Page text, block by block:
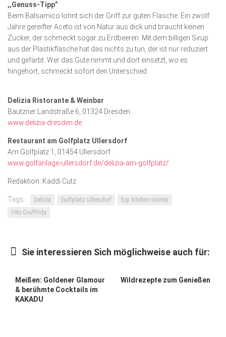
,,Genuss-Tipp”
Beim Balsamico lohnt sich der Griff zur guten Flasche. Ein zwölf
Jahre gereifter Aceto ist von Natur aus dick und braucht keinen
Zucker, der schmeckt sogar zu Erdbeeren. Mit dem billigen Sirup
aus der Plastikflasche hat das nichts zu tun, der ist nur reduziert
und gefärbt. Wer das Gute nimmt und dort einsetzt, wo es
hingehört, schmeckt sofort den Unterschied.
Delizia Ristorante & Weinbar
Bautzner Landstraße 6, 01324 Dresden
www.delizia-dresden.de
Restaurant am Golfplatz Ullersdorf
Am Golfplatz 1, 01454 Ullersdorf
www.golfanlage-ullersdorf.de/delizia-am-golfplatz/
Redaktion: Kaddi Cutz
Tags: Delizia Golfplatz Ullersdorf
top kitchen stories
Vito Giuffrida
Sie interessieren Sich möglichweise auch für:
Meißen: Goldener Glamour
& berühmte Cocktails im
KAKADU
Wildrezepte zum Genießen